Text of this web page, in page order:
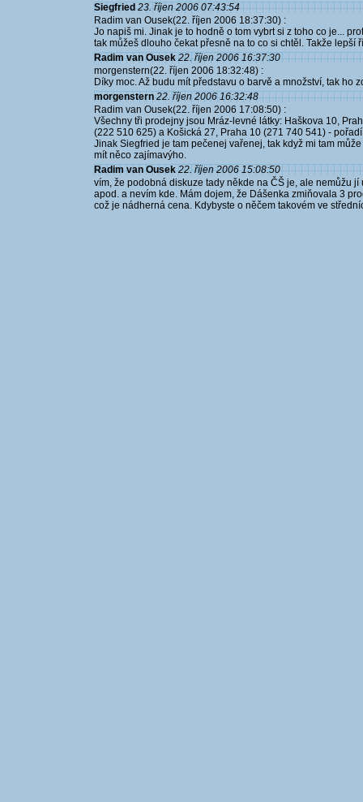
Siegfried 23. říjen 2006 07:43:54
Radim van Ousek(22. říjen 2006 18:37:30) :
Jo napiš mi. Jinak je to hodně o tom vybrt si z toho co je...
tak můžeš dlouho čekat přesně na to co si chtěl. Takže lepší
Radim van Ousek 22. říjen 2006 16:37:30
morgenstern(22. říjen 2006 18:32:48) :
Díky moc. Až budu mít představu o barvě a množství, tak ho
morgenstern 22. říjen 2006 16:32:48
Radim van Ousek(22. říjen 2006 17:08:50) :
Všechny tři prodejny jsou Mráz-levné látky: Haškova 10,
(222 510 625) a Košická 27, Praha 10 (271 740 541) -
Jinak Siegfried je tam pečenej vařenej, tak když mi tam
mít něco zajímavýho.
Radim van Ousek 22. říjen 2006 15:08:50
vím, že podobná diskuze tady někde na ČŠ je, ale nemůžu
apod. a nevím kde. Mám dojem, že Dášenka zmiňovala 3
což je nádherná cena. Kdybyste o něčem takovém ve